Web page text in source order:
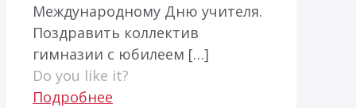
Международному Дню учителя.
Поздравить коллектив
гимназии с юбилеем […]
Do you like it?
Подробнее